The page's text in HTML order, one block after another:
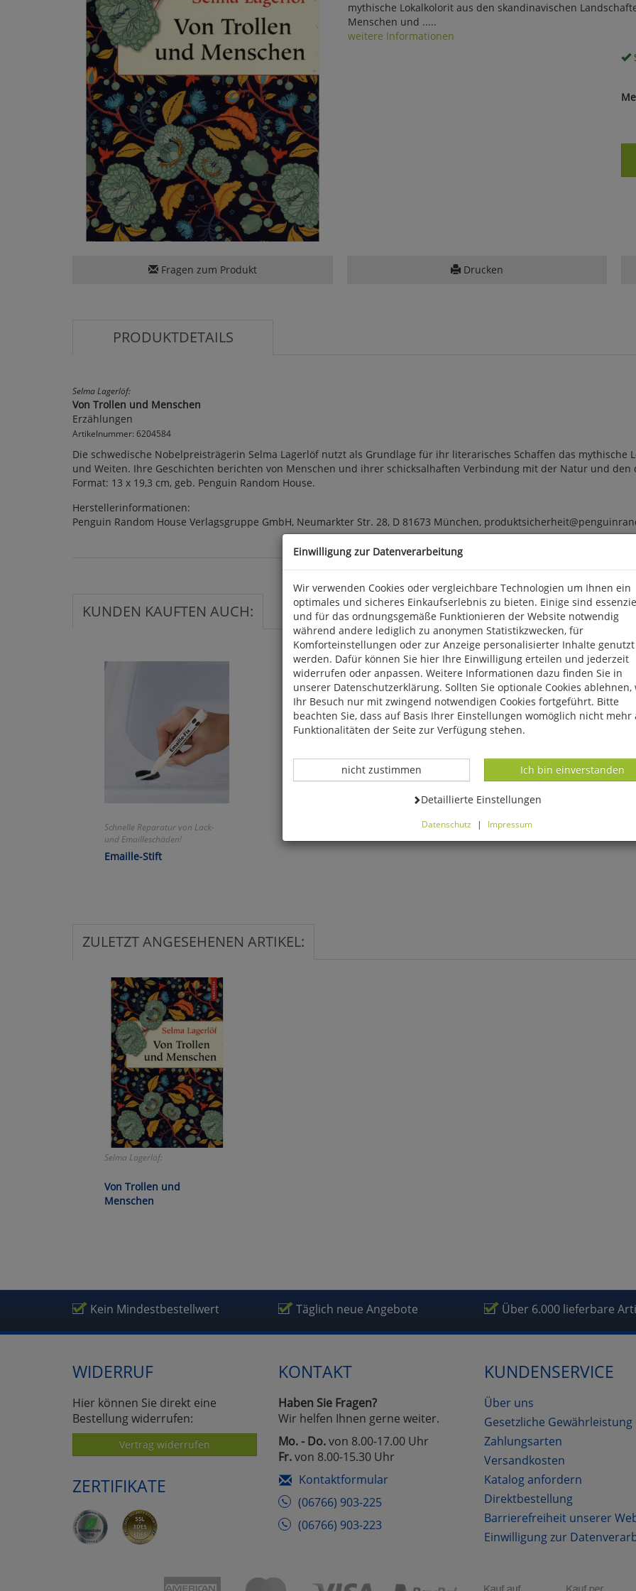
mythische Lokalkolorit aus den skandinavischen
Menschen und .....
weitere Informationen
Fragen zum Produkt Drucken
PRODUKTDETAILS
Selma Lagerlöf:
Von Trollen und Menschen
Erzählungen
Artikelnummer: 6204584
Die schwedische Nobelpreisträgerin Selma Lagerlöf nutzt als Grundlage für ihr literarisches Schaffen das mythische
und Weiten. Ihre Geschichten berichten von Menschen und ihrer schicksalhaften Verbindung mit der Natur und den
Format: 13 x 19,3 cm, geb. Penguin Random House.
Herstellerinformationen:
Penguin Random House Verlagsgruppe GmbH, Neumarkter Str. 28, D 81673 München,
KUNDEN KAUFTEN AUCH:
Schnelle Reparatur von Lack-
und Emailleschäden!
Emaille-Stift
ZULETZT ANGESEHENEN ARTIKEL:
Selma Lagerlöf:
Von Trollen und
Menschen
Kein Mindestbestellwert Täglich neue Angebote Über 6.000 lieferbare
WIDERRUF
Hier können Sie direkt eine
Bestellung widerrufen:
Vertrag widerrufen
ZERTIFIKATE
KONTAKT
Haben Sie Fragen?
Wir helfen Ihnen gerne weiter.
Mo. - Do.von 8.00-17.00 Uhr
Fr.von 8.00-15.30 Uhr
Kontaktformular
(06766) 903-225
(06766) 903-223
KUNDENSERVICE
Über uns
Gesetzliche Gewährleistung
Zahlungsarten
Versandkosten
Katalog anfordern
Direktbestellung
Barrierefreiheit unserer
Einwilligung zur
Einwilligung zur Datenverarbeitung
Wir verwenden Cookies oder vergleichbare Technologien um Ihnen ein
optimales und sicheres Einkaufserlebnis zu bieten. Einige sind
und für das ordnungsgemäße Funktionieren der Website notwendig
während andere lediglich zu anonymen Statistikzwecken, für
Komforteinstellungen oder zur Anzeige personalisierter Inhalte genutzt
werden. Dafür können Sie hier Ihre Einwilligung erteilen und jederzeit
widerrufen oder anpassen. Weitere Informationen dazu finden Sie in
unserer Datenschutzerklärung. Sollten Sie optionale Cookies ablehnen,
Ihr Besuch nur mit zwingend notwendigen Cookies fortgeführt. Bitte
beachten Sie, dass auf Basis Ihrer Einstellungen womöglich nicht mehr
Funktionalitäten der Seite zur Verfügung stehen.
Datenverarbeitung -
Ich bin einverstanden
Datenverarbeitung -
nicht zustimmen
Datenverarbeitung -
Detaillierte Einstellungen
Datenschutz | Impressum
Cookies ablehnen, wird Ihr Besuch nur mit zwingend notwendigen